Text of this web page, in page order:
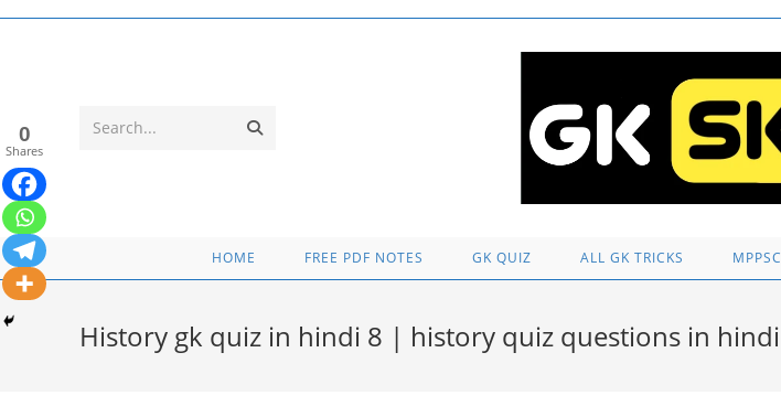
Skip
Search...
HOME FREE PDF NOTES GK QUIZ ALL GK TRICKS MPPSC
History gk quiz in hindi 8 | history quiz questions in hindi
0
Shares